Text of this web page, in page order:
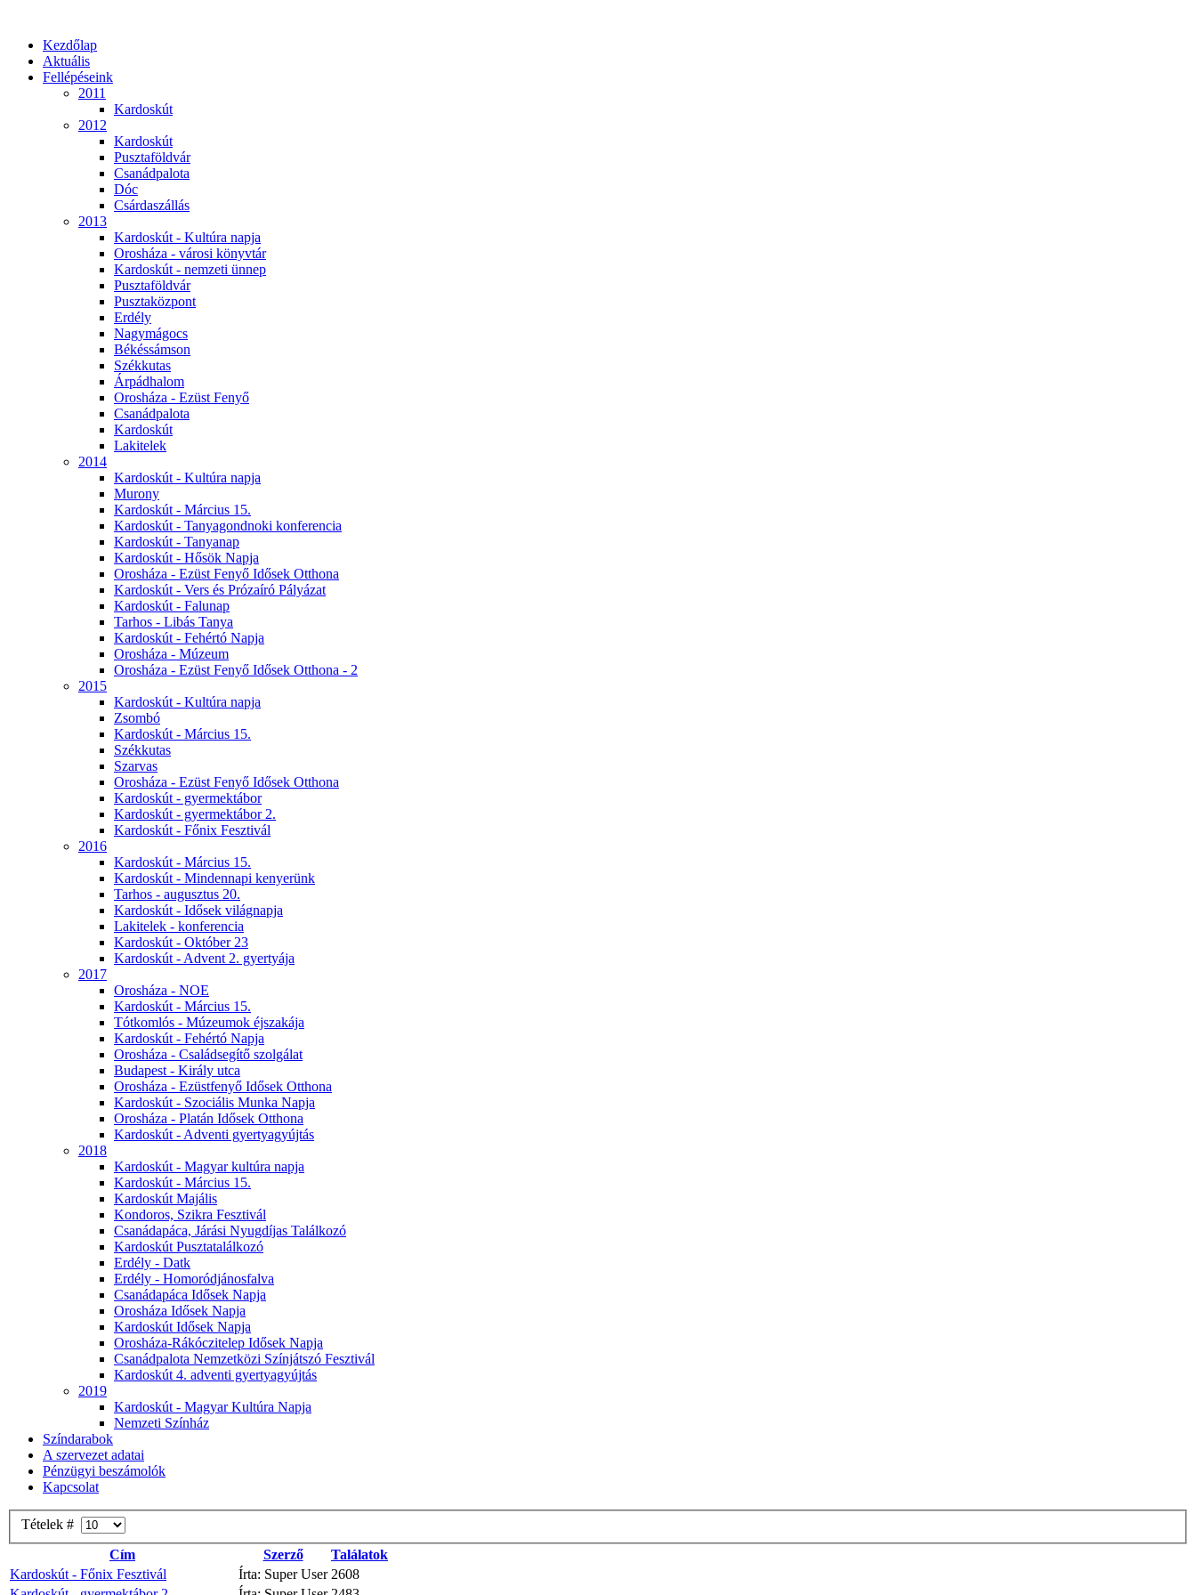
Kezdőlap
Aktuális
Fellépéseink
2011
Kardoskút
2012
Kardoskút
Pusztaföldvár
Csanádpalota
Dóc
Csárdaszállás
2013
Kardoskút - Kultúra napja
Orosháza - városi könyvtár
Kardoskút - nemzeti ünnep
Pusztaföldvár
Pusztaközpont
Erdély
Nagymágocs
Békéssámson
Székkutas
Árpádhalom
Orosháza - Ezüst Fenyő
Csanádpalota
Kardoskút
Lakitelek
2014
Kardoskút - Kultúra napja
Murony
Kardoskút - Március 15.
Kardoskút - Tanyagondnoki konferencia
Kardoskút - Tanyanap
Kardoskút - Hősök Napja
Orosháza - Ezüst Fenyő Idősek Otthona
Kardoskút - Vers és Prózaíró Pályázat
Kardoskút - Falunap
Tarhos - Libás Tanya
Kardoskút - Fehértó Napja
Orosháza - Múzeum
Orosháza - Ezüst Fenyő Idősek Otthona - 2
2015
Kardoskút - Kultúra napja
Zsombó
Kardoskút - Március 15.
Székkutas
Szarvas
Orosháza - Ezüst Fenyő Idősek Otthona
Kardoskút - gyermektábor
Kardoskút - gyermektábor 2.
Kardoskút - Főnix Fesztivál
2016
Kardoskút - Március 15.
Kardoskút - Mindennapi kenyerünk
Tarhos - augusztus 20.
Kardoskút - Idősek világnapja
Lakitelek - konferencia
Kardoskút - Október 23
Kardoskút - Advent 2. gyertyája
2017
Orosháza - NOE
Kardoskút - Március 15.
Tótkomlós - Múzeumok éjszakája
Kardoskút - Fehértó Napja
Orosháza - Családsegítő szolgálat
Budapest - Király utca
Orosháza - Ezüstfenyő Idősek Otthona
Kardoskút - Szociális Munka Napja
Orosháza - Platán Idősek Otthona
Kardoskút - Adventi gyertyagyújtás
2018
Kardoskút - Magyar kultúra napja
Kardoskút - Március 15.
Kardoskút Majális
Kondoros, Szikra Fesztivál
Csanádapáca, Járási Nyugdíjas Találkozó
Kardoskút Pusztatalálkozó
Erdély - Datk
Erdély - Homoródjánosfalva
Csanádapáca Idősek Napja
Orosháza Idősek Napja
Kardoskút Idősek Napja
Orosháza-Rákóczitelep Idősek Napja
Csanádpalota Nemzetközi Színjátszó Fesztivál
Kardoskút 4. adventi gyertyagyújtás
2019
Kardoskút - Magyar Kultúra Napja
Nemzeti Színház
Színdarabok
A szervezet adatai
Pénzügyi beszámolók
Kapcsolat
Tételek #
Cím
Szerző
Találatok
Kardoskút - Főnix Fesztivál
Írta: Super User 2608